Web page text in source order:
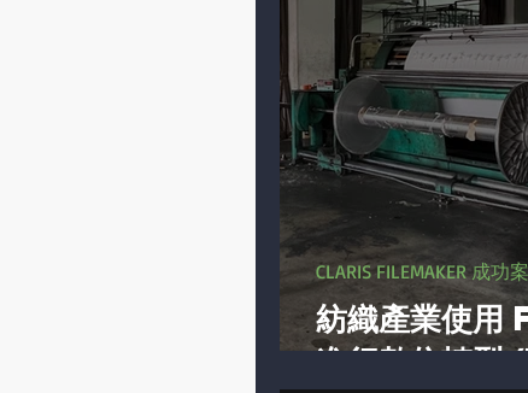
紡織產業使用
進行數位轉型
CLARIS FILEMAKER 成功